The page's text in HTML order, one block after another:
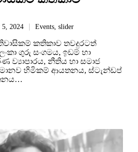
5, 2024 Events slider
කතිකාව තවදුරටත්
ගුරු සංගමය, ඉඩම් හා
ව්‍යාපාරය, නීතිය හා සමාජ
මානව හිමිකම් ආයතනය, ස්ටැන්ඩප්